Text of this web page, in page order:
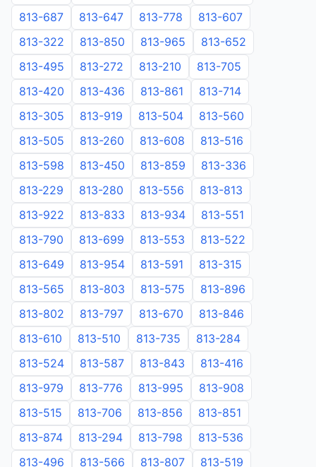
813-687
813-647 813-778
813-607
813-322
813-850 813-965
813-652
813-495
813-272 813-210
813-705
813-420
813-436 813-861
813-714
813-305
813-919 813-504
813-560
813-505
813-260 813-608
813-516
813-598
813-450 813-859
813-336
813-229
813-280 813-556
813-813
813-922
813-833 813-934
813-551
813-790
813-699 813-553
813-522
813-649
813-954 813-591
813-315
813-565
813-803 813-575
813-896
813-802
813-797 813-670
813-846
813-610
813-510 813-735
813-284
813-524
813-587 813-843
813-416
813-979
813-776 813-995
813-908
813-515
813-706 813-856
813-851
813-874
813-294 813-798
813-536
813-496
813-566 813-807
813-519